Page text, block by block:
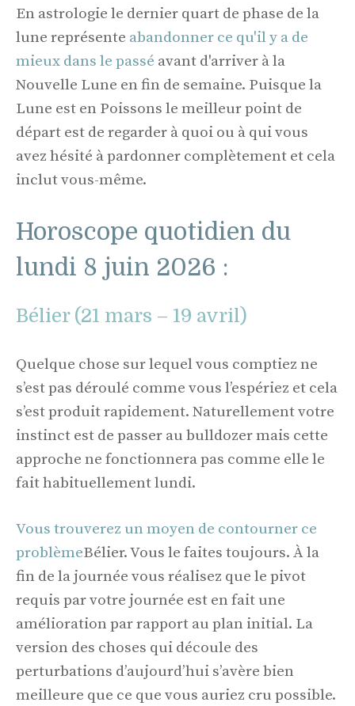
En astrologie le dernier quart de phase de la
lune représente abandonner ce qu'il y a de
mieux dans le passé avant d'arriver à la
Nouvelle Lune en fin de semaine. Puisque la
Lune est en Poissons le meilleur point de
départ est de regarder à quoi ou à qui vous
avez hésité à pardonner complètement et cela
inclut vous-même.
Horoscope quotidien du
lundi 8 juin 2026 :
Bélier (21 mars – 19 avril)
Quelque chose sur lequel vous comptiez ne
s’est pas déroulé comme vous l’espériez et cela
s’est produit rapidement. Naturellement votre
instinct est de passer au bulldozer mais cette
approche ne fonctionnera pas comme elle le
fait habituellement lundi.
Vous trouverez un moyen de contourner ce
problèmeBélier. Vous le faites toujours. À la
fin de la journée vous réalisez que le pivot
requis par votre journée est en fait une
amélioration par rapport au plan initial. La
version des choses qui découle des
perturbations d’aujourd’hui s’avère bien
meilleure que ce que vous auriez cru possible.